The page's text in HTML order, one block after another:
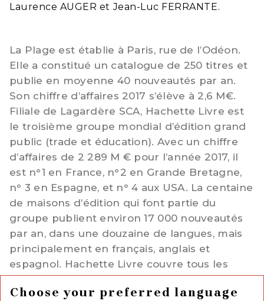
Choose your preferred language
Laurence AUGER et Jean-Luc FERRANTE.
La Plage est établie à Paris, rue de l’Odéon.
Elle a constitué un catalogue de 250 titres et
publie en moyenne 40 nouveautés par an.
Son chiffre d’affaires 2017 s’élève à 2,6 M€.
Filiale de Lagardère SCA, Hachette Livre est
le troisième groupe mondial d’édition grand
public (trade et éducation). Avec un chiffre
d’affaires de 2 289 M € pour l’année 2017, il
est n°1 en France, n°2 en Grande Bretagne,
n° 3 en Espagne, et n° 4 aux USA. La centaine
de maisons d’édition qui font partie du
groupe publient environ 17 000 nouveautés
par an, dans une douzaine de langues, mais
principalement en français, anglais et
espagnol. Hachette Livre couvre tous les
segments de l’édition grand public : fiction et
essai, livre de poche, jeunesse, illustré, guide